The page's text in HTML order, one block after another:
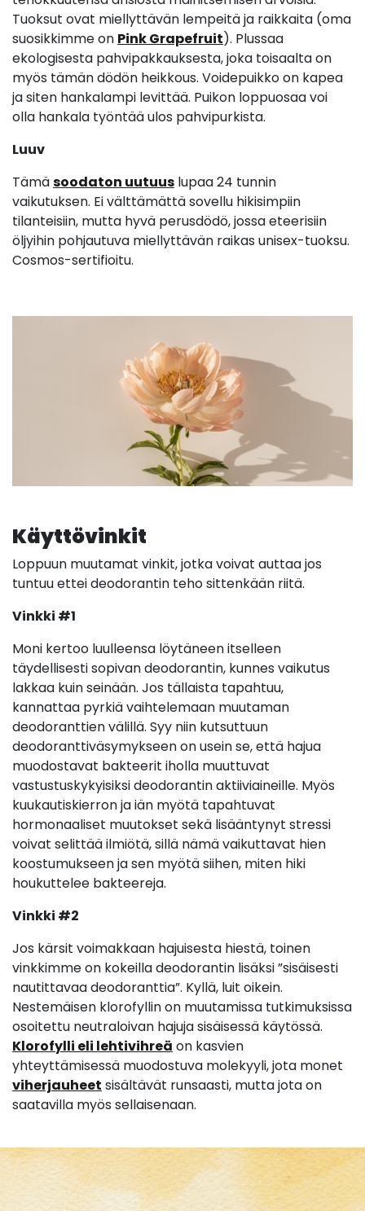
Tuoksut ovat miellyttävän lempeitä ja raikkaita (oma
suosikkimme on Pink Grapefruit). Plussaa
ekologisesta pahvipakkauksesta, joka toisaalta on
myös tämän dödön heikkous. Voidepuikko on kapea
ja siten hankalampi levittää. Puikon loppuosaa voi
olla hankala työntää ulos pahvipurkista.
Luuv
Tämäsoodaton uutuus lupaa 24 tunnin
vaikutuksen. Ei välttämättä sovellu hikisimpiin
tilanteisiin, mutta hyvä perusdödö, jossa eteerisiin
öljyihin pohjautuva miellyttävän raikas unisex-tuoksu.
Cosmos-sertifioitu.
Käyttövinkit
Loppuun muutamat vinkit, jotka voivat auttaa jos
tuntuu ettei deodorantin teho sittenkään riitä.
Vinkki #1
Moni kertoo luulleensa löytäneen itselleen
täydellisesti sopivan deodorantin, kunnes vaikutus
lakkaa kuin seinään. Jos tällaista tapahtuu,
kannattaa pyrkiä vaihtelemaan muutaman
deodoranttien välillä. Syy niin kutsuttuun
deodoranttiväsymykseen on usein se, että hajua
muodostavat bakteerit iholla muuttuvat
vastustuskykyisiksi deodorantin aktiiviaineille. Myös
kuukautiskierron ja iän myötä tapahtuvat
hormonaaliset muutokset sekä lisääntynyt stressi
voivat selittää ilmiötä, sillä nämä vaikuttavat hien
koostumukseen ja sen myötä siihen, miten hiki
houkuttelee bakteereja.
Vinkki #2
Jos kärsit voimakkaan hajuisesta hiestä, toinen
vinkkimme on kokeilla deodorantin lisäksi ”sisäisesti
nautittavaa deodoranttia”. Kyllä, luit oikein.
Nestemäisen klorofyllin on muutamissa tutkimuksissa
osoitettu neutraloivan hajuja sisäisessä käytössä.
Klorofylli eli lehtivihreä on kasvien
yhteyttämisessä muodostuva molekyyli, jota monet
viherjauheet sisältävät runsaasti, mutta jota on
saatavilla myös sellaisenaan.